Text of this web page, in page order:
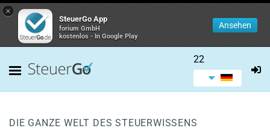
×
SteuerGo App
forium GmbH
kostenlos - In Google Play
Ansehen
22
DIE GANZE WELT DES STEUERWISSENS